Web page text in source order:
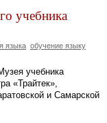
учебника
языка обучение языку
учебника
«Трайтек»,
и Самарской